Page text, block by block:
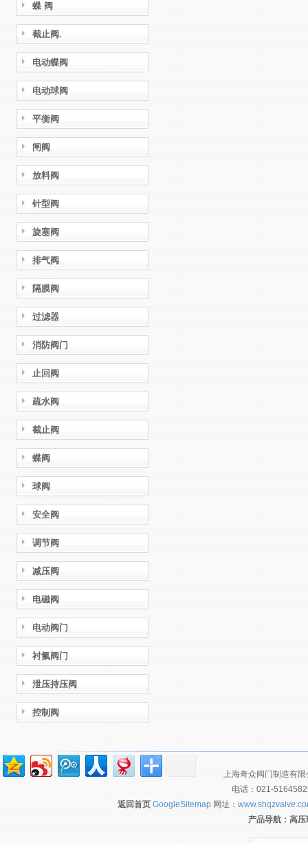
蝶 阀
截止阀.
电动蝶阀
电动球阀
平衡阀
闸阀
放料阀
针型阀
旋塞阀
排气阀
隔膜阀
过滤器
消防阀门
止回阀
疏水阀
截止阀
蝶阀
球阀
安全阀
调节阀
减压阀
电磁阀
电动阀门
衬氟阀门
泄压持压阀
控制阀
上海奇众阀门制造有
电话：021-
返回首页 GoogleSitemap 网址：
产品导航： 高压